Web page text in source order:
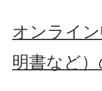
オンライ
明書など